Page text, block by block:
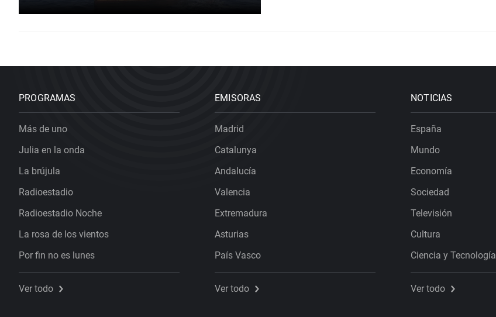
PROGRAMAS
Más de uno
Julia en la onda
La brújula
Radioestadio
Radioestadio Noche
La rosa de los vientos
Por fin no es lunes
Ver todo
EMISORAS
Madrid
Catalunya
Andalucía
Valencia
Extremadura
Asturias
País Vasco
Ver todo
NOTICIAS
España
Mundo
Economía
Sociedad
Televisión
Cultura
Ciencia y Tecnología
Ver todo